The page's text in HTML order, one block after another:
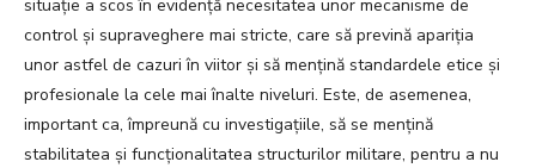
situație a scos în evidență necesitatea unor mecanisme de
control și supraveghere mai stricte, care să prevină apariția
unor astfel de cazuri în viitor și să mențină standardele etice și
profesionale la cele mai înalte niveluri. Este, de asemenea,
important ca, împreună cu investigațiile, să se mențină
stabilitatea și funcționalitatea structurilor militare, pentru a nu